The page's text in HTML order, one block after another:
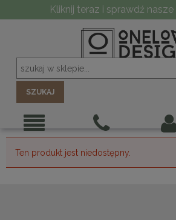
Kliknij teraz i sprawdź
SZUKAJ
Ten produkt jest niedostępny.